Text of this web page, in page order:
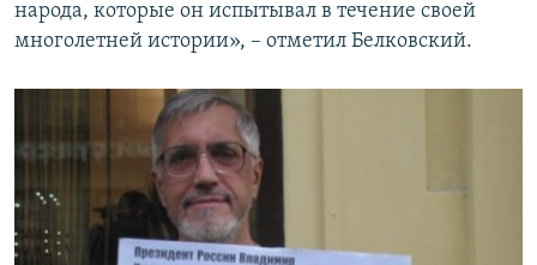
народа, которые он испытывал в течение своей
многолетней истории», – отметил Белковский.